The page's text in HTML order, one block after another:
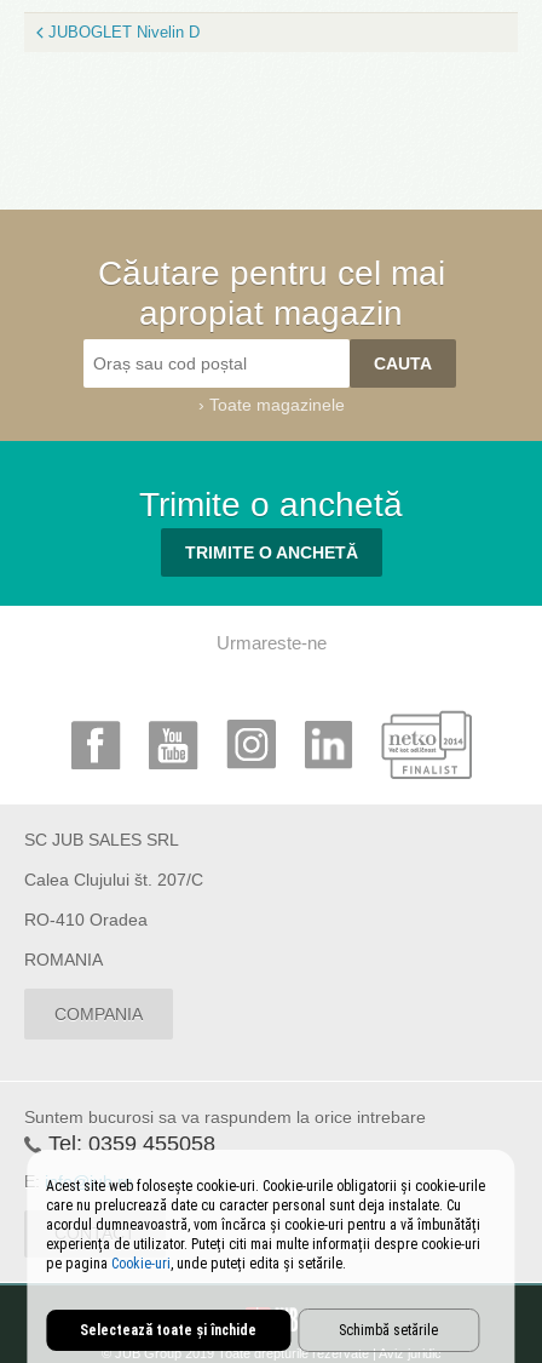
JUBOGLET Nivelin D
Căutare pentru cel mai
apropiat magazin
› Toate magazinele
Trimite o anchetă
TRIMITE O ANCHETĂ
Urmareste-ne
SC JUB SALES SRL
Calea Clujului št. 207/C
RO-410 Oradea
ROMANIA
COMPANIA
Suntem bucurosi sa va raspundem la orice intrebare
Tel: 0359 455058
E: info@jub.ro
CONTACT
© JUB Group 2019 Toate drepturile rezervate |Aviz juridic
Acest site web folosește cookie-uri. Cookie-urile obligatorii și cookie-urile
care nu prelucrează date cu caracter personal sunt deja instalate. Cu
acordul dumneavoastră, vom încărca și cookie-uri pentru a vă îmbunătăți
experiența de utilizator. Puteți citi mai multe informații despre cookie-uri
pe paginaCookie-uri, unde puteți edita și setările.
Schimbă setările
Selectează toate și închide